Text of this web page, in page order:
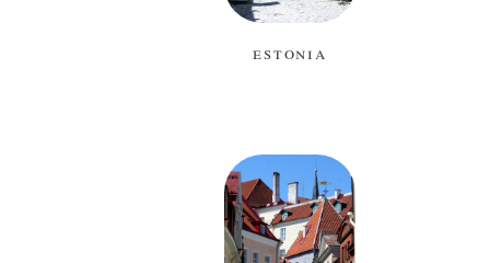
estonia